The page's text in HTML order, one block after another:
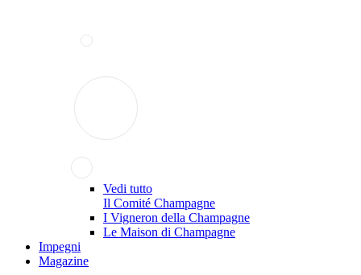
Vedi tutto
Il Comité Champagne
I Vigneron della Champagne
Le Maison di Champagne
Impegni
Magazine